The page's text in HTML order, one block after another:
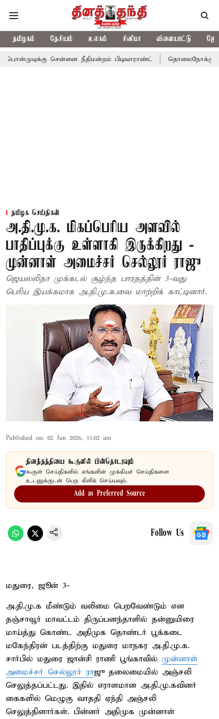
தமிழகம் தேசியம் உலகம் சினிமா விளையாட்டு
சென்னை நீதிமன்றம் பிடிவாராண்ட் தொலைநோக்கு பார்வையுடன்
தமிழக செய்திகள்
அ.தி.மு.க. மிகப்பெரிய அளவில்
பாதிப்புக்கு உள்ளாகி இருக்கிறது -
முன்னாள் அமைச்சர் செல்லூர் ராஜு
ஜெயலலிதா முக்கடல் சூழ்ந்த பாரதத்தின் 3-வது
பெரிய இயக்கமாக அ.தி.மு.க.வை மாற்றிக் காட்டினார்.
Published on: 02 Jun 2026, 11:02 am
தினத்தந்தியை கூகுளில் பின்தொடரவும்
கூகுள் செய்திகளில் எங்களின் முக்கியச் செய்திகளை
உடனுக்குடன் பெற கிளிக் செய்யவும்.
Add as Preferred Source
Follow Us
மதுரை, ஜூன் 3-
அ.தி.மு.க மீண்டும் வலிமை பெறவேண்டும் என
தஞ்சாவூர் மாவட்டம் திருப்பனந்தாளில் தன்னுயிரை
மாய்த்து கொண்ட அதிமுக தொண்டர் பூக்கடை
மகேந்திரன் படத்திற்கு மதுரை மாநகர அ.தி.மு.க.
சார்பில் மதுரை ஜான்சி ராணி பூங்காவில் முன்னாள்
அமைச்சர் செல்லூர் ராஜு தலைமையில் அஞ்சலி
செலுத்தப்பட்டது. இதில் எராளமான அ.தி.மு.கவினர்
கைகளில் மெழுகு வாததி ஏந்தி அஞ்சலி
செலுத்தினார்கள். பின்னர் அதிமுக முன்னாள்